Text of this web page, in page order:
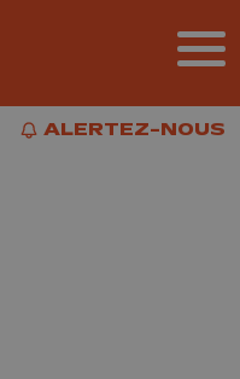
ALERTEZ-NOUS
ALERTEZ-NOUS